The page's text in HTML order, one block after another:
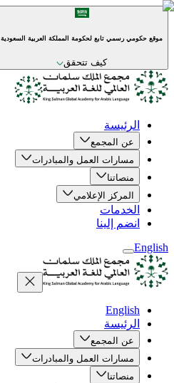
موقع حكومي رسمي تابع لحكومة المملكة العربية السعودية
كيف تتحقق
الرئيسة
عن المجمع
مسارات العمل والمبادرات
منصاتنا
المركز الإعلامي
الخدمات
انضم إلينا
English
English
الرئيسة
عن المجمع
مسارات العمل والمبادرات
منصاتنا